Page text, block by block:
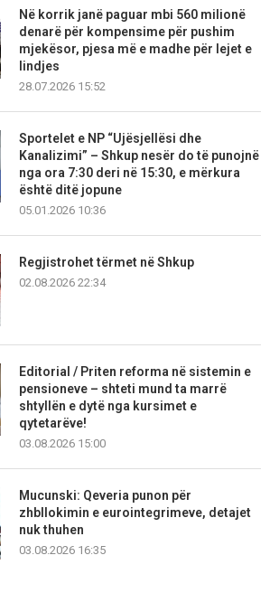
Në korrik janë paguar mbi 560 milionë
denarë për kompensime për pushim
mjekësor, pjesa më e madhe për lejet e
lindjes
28.07.2026 15:52
Sportelet e NP “Ujësjellësi dhe
Kanalizimi” – Shkup nesër do të punojnë
nga ora 7:30 deri në 15:30, e mërkura
është ditë jopune
05.01.2026 10:36
Regjistrohet tërmet në Shkup
02.08.2026 22:34
Editorial / Priten reforma në sistemin e
pensioneve – shteti mund ta marrë
shtyllën e dytë nga kursimet e
qytetarëve!
03.08.2026 15:00
Mucunski: Qeveria punon për
zhbllokimin e eurointegrimeve, detajet
nuk thuhen
03.08.2026 16:35